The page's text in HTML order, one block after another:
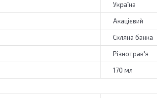
Україна
Акацієвий
Скляна банка
Різнотрав'я
170 мл